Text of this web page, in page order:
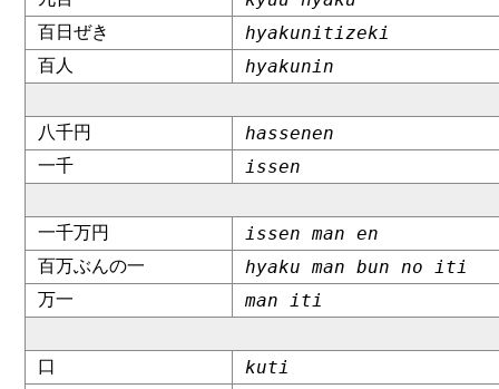
百日ぜき hyakunitizeki
百人 hyakunin
八千円 hassenen
一千 issen
一千万円 issen man en
百万ぶんの一 hyaku man bun no iti
万一 man iti
口 kuti